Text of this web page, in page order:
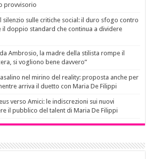
provvisorio
silenzio sulle critiche social: il duro sfogo contro
il doppio standard che continua a dividere
Ambrosio, la madre della stilista rompe il
si vogliono bene davvero”
nel mirino del reality: proposta anche per
arriva il duetto con Maria De Filippi
verso Amici: le indiscrezioni sui nuovi
il pubblico del talent di Maria De Filippi